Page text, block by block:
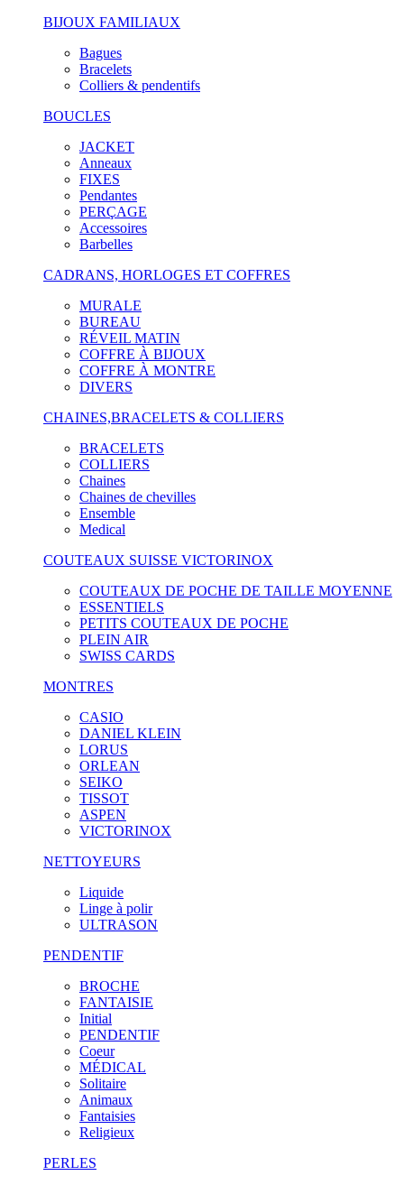
BIJOUX FAMILIAUX
Bagues
Bracelets
Colliers & pendentifs
BOUCLES
JACKET
Anneaux
FIXES
Pendantes
PERÇAGE
Accessoires
Barbelles
CADRANS, HORLOGES ET COFFRES
MURALE
BUREAU
RÉVEIL MATIN
COFFRE À BIJOUX
COFFRE À MONTRE
DIVERS
CHAINES,BRACELETS & COLLIERS
BRACELETS
COLLIERS
Chaines
Chaines de chevilles
Ensemble
Medical
COUTEAUX SUISSE VICTORINOX
COUTEAUX DE POCHE DE TAILLE MOYENNE
ESSENTIELS
PETITS COUTEAUX DE POCHE
PLEIN AIR
SWISS CARDS
MONTRES
CASIO
DANIEL KLEIN
LORUS
ORLEAN
SEIKO
TISSOT
ASPEN
VICTORINOX
NETTOYEURS
Liquide
Linge à polir
ULTRASON
PENDENTIF
BROCHE
FANTAISIE
Initial
PENDENTIF
Coeur
MÉDICAL
Solitaire
Animaux
Fantaisies
Religieux
PERLES